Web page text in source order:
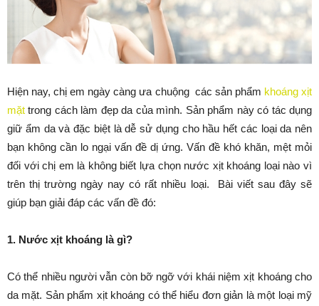
Hiện nay, chị em ngày càng ưa chuộng các sản phẩm khoáng xịt
mặt trong cách làm đẹp da của mình. Sản phẩm này có tác dụng
giữ ẩm da và đặc biệt là dễ sử dụng cho hầu hết các loại da nên
bạn không cần lo ngại vấn đề dị ứng. Vấn đề khó khăn, mệt mỏi
đối với chị em là không biết lựa chọn nước xịt khoáng loại nào vì
trên thị trường ngày nay có rất nhiều loại. Bài viết sau đây sẽ
giúp bạn giải đáp các vấn đề đó:
1. Nước xịt khoáng là gì?
Có thể nhiều người vẫn còn bỡ ngỡ với khái niệm xịt khoáng cho
da mặt. Sản phẩm xịt khoáng có thể hiểu đơn giản là một loại mỹ